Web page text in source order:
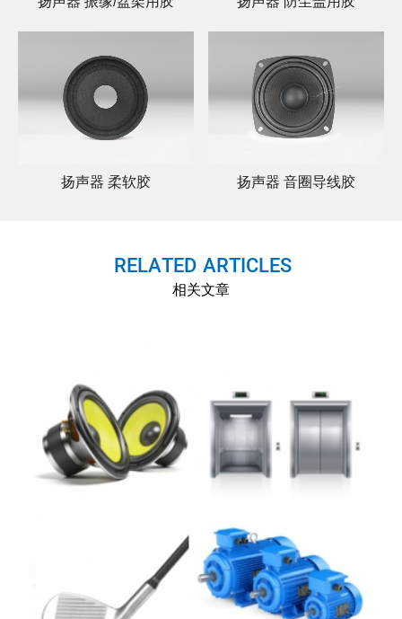
扬声器 柔软胶 扬声器 音圈导线胶
R E LAT E D A RT I C L ES
相关文章